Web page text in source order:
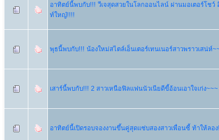
อาทิตย์นี้พบกับ!!! วีเจสุดสวยในโลกออนไลน์ ผ่านมอเตอร์โชว์
ท์ใหญ๋!!!!
พุธนี้พบกับ!!! น้องใหม่สไตล์เอ็นเตอร์เทนเนอร์สาวพราวเสน่ห์
เสาร์นี้พบกับ!!! 2 สาวเหนือฟิลแฟนนัวเนียดีขี้อ้อนเอาใจเก่ง~~~
อาทิตย์นี้เปิดรอบจองงานขึ้นคู่สุดแซ่บสองสาวเพื่อนซี้ ท้าให้ลอ